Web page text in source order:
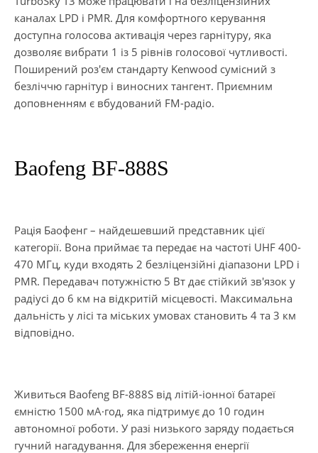
каналах LPD і PMR. Для комфортного керування
доступна голосова активація через гарнітуру, яка
дозволяє вибрати 1 із 5 рівнів голосової чутливості.
Поширений роз'єм стандарту Kenwood сумісний з
безліччю гарнітур і виносних тангент. Приємним
доповненням є вбудований FM-радіо.
Baofeng BF-888S
Рація Баофенг – найдешевший представник цієї
категорії. Вона приймає та передає на частоті UHF 400-
470 МГц, куди входять 2 безліцензійні діапазони LPD і
PMR. Передавач потужністю 5 Вт дає стійкий зв'язок у
радіусі до 6 км на відкритій місцевості. Максимальна
дальність у лісі та міських умовах становить 4 та 3 км
відповідно.
Живиться Baofeng BF-888S від літій-іонної батареї
ємністю 1500 мА·год, яка підтримує до 10 годин
автономної роботи. У разі низького заряду подається
гучний нагадування. Для збереження енергії